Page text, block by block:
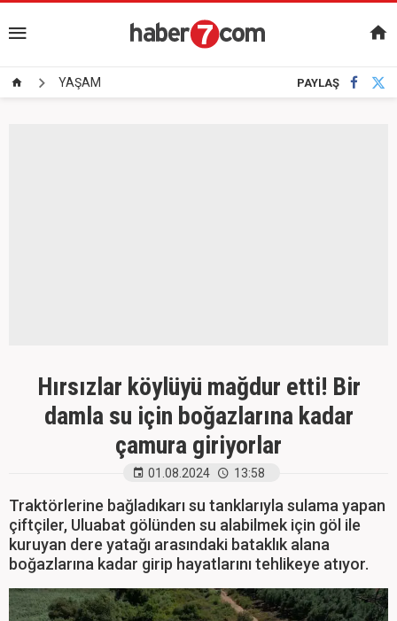
YAŞAM PAYLAŞ
Hırsızlar köylüyü mağdur etti! Bir
damla su için boğazlarına kadar
çamura giriyorlar
01.08.2024 13:58
Traktörlerine bağladıkarı su tanklarıyla sulama yapan
çiftçiler, Uluabat gölünden su alabilmek için göl ile
kuruyan dere yatağı arasındaki bataklık alana
boğazlarına kadar girip hayatlarını tehlikeye atıyor.